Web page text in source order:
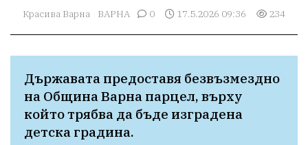
Красива Варна ВАРНА 0 17.5.2026 09:36 234
Държавата предоставя безвъзмездно
на Община Варна парцел, върху
който трябва да бъде изградена
детска градина.